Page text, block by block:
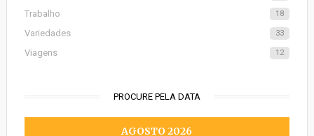
Trabalho 18
Variedades 33
Viagens 12
PROCURE PELA DATA
AGOSTO 2026